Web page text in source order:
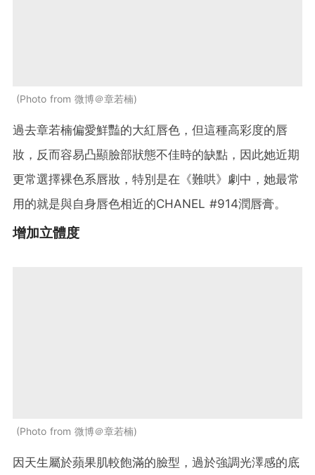
Photo from 微博＠章若楠
過去章若楠偏愛鮮豔的大紅唇色，但這種高彩度的唇
妝，反而容易凸顯臉部狀態不佳時的缺點，因此她近期
更常選擇裸色系唇妝，特別是在《難哄》劇中，她最常
用的就是與自身唇色相近的CHANEL #914潤唇膏。
增加立體度
Photo from 微博＠章若楠
因天生屬於蘋果肌較飽滿的臉型，過於強調光澤感的底